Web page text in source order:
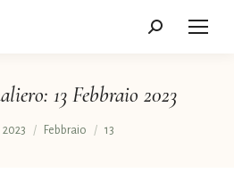
Cerca:
13 Febbraio 2023
2023 Febbraio 13